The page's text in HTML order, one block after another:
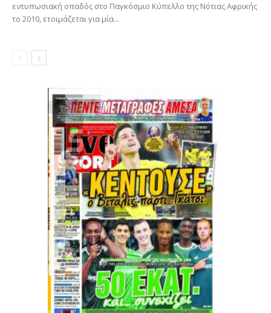
εντυπωσιακή οπαδός στο Παγκόσμιο Κύπελλο της Νότιας Αφρικής
το 2010, ετοιμάζεται για μία...